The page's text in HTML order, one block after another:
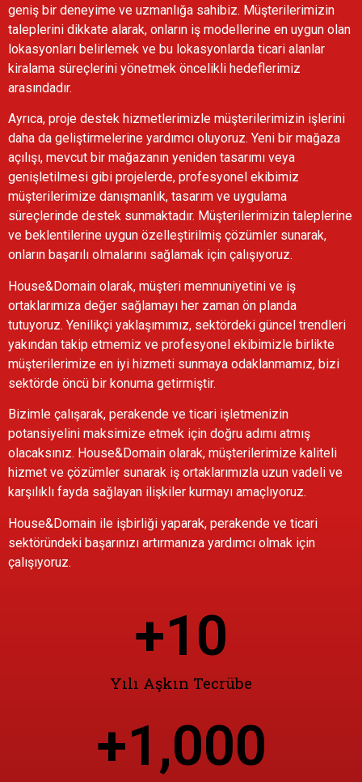
geniş bir deneyime ve uzmanlığa sahibiz. Müşterilerimizin
taleplerini dikkate alarak, onların iş modellerine en uygun olan
lokasyonları belirlemek ve bu lokasyonlarda ticari alanlar
kiralama süreçlerini yönetmek öncelikli hedeflerimiz
arasındadır.
Ayrıca, proje destek hizmetlerimizle müşterilerimizin işlerini
daha da geliştirmelerine yardımcı oluyoruz. Yeni bir mağaza
açılışı, mevcut bir mağazanın yeniden tasarımı veya
genişletilmesi gibi projelerde, profesyonel ekibimiz
müşterilerimize danışmanlık, tasarım ve uygulama
süreçlerinde destek sunmaktadır. Müşterilerimizin taleplerine
ve beklentilerine uygun özelleştirilmiş çözümler sunarak,
onların başarılı olmalarını sağlamak için çalışıyoruz.
House&Domain olarak, müşteri memnuniyetini ve iş
ortaklarımıza değer sağlamayı her zaman ön planda
tutuyoruz. Yenilikçi yaklaşımımız, sektördeki güncel trendleri
yakından takip etmemiz ve profesyonel ekibimizle birlikte
müşterilerimize en iyi hizmeti sunmaya odaklanmamız, bizi
sektörde öncü bir konuma getirmiştir.
Bizimle çalışarak, perakende ve ticari işletmenizin
potansiyelini maksimize etmek için doğru adımı atmış
olacaksınız. House&Domain olarak, müşterilerimize kaliteli
hizmet ve çözümler sunarak iş ortaklarımızla uzun vadeli ve
karşılıklı fayda sağlayan ilişkiler kurmayı amaçlıyoruz.
House&Domain ile işbirliği yaparak, perakende ve ticari
sektöründeki başarınızı artırmanıza yardımcı olmak için
çalışıyoruz.
Yılı Aşkın Tecrübe
+10
+1,000